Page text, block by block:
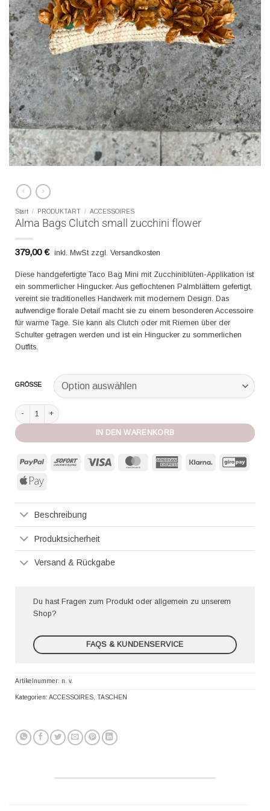
Start / PRODUKTART / ACCESSOIRES
Alma Bags Clutch small zucchini flower
379,00€ inkl. MwSt zzgl. Versandkosten
Diese handgefertigte Taco Bag Mini mit Zucchiniblüten-Applikation ist
ein sommerlicher Hingucker. Aus geflochtenen Palmblättern gefertigt,
vereint sie traditionelles Handwerk mit modernem Design. Das
aufwendige florale Detail macht sie zu einem besonderen Accessoire
für warme Tage. Sie kann als Clutch oder mit Riemen über der
Schulter getragen werden und ist ein Hingucker zu sommerlichen
Outfits.
GRÖSSE
Alma Bags Clutch small zucchini flower Menge
IN DEN WARENKORB
PayPal Sofort MasterCard American
Klarna
Apple
Beschreibung
Produktsicherheit
Versand & Rückgabe
Du hast Fragen zum Produkt oder allgemein zu unserem
Shop?
FAQS & KUNDENSERVICE
Artikelnummer: n. v.
Kategorien: ACCESSOIRES TASCHEN